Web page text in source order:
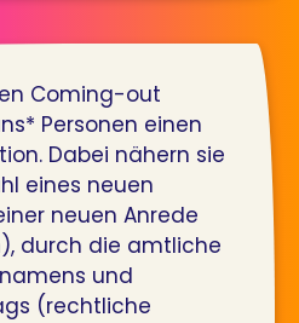
Coming-out
Personen einen
Dabei nähern sie
eines neuen
neuen Anrede
durch die amtliche
und
(rechtliche